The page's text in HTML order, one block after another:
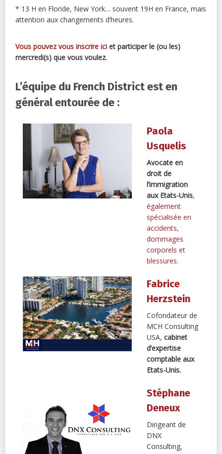
* 13 H en Floride, New York… souvent 19H en France, mais
attention aux changements d’heures.
Vous pouvez vous inscrire ici et participer le (ou les)
mercredi(s) que vous voulez.
L’équipe du French District est en
général entourée de :
Paola
Usquelis
Avocate en
droit de
l’immigration
aux Etats-Unis,
également
spécialisée en
accidents,
dommages
corporels et
blessures.
Fabrice
Herzstein
Cofondateur de
MCH Consulting
USA,cabinet
d’expertise
comptable aux
Etats-Unis.
Stéphane
Deneux
Dirigeant de
DNX
Consulting,